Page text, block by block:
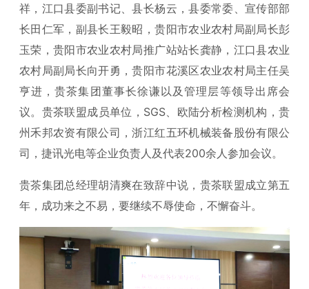
祥，江口县委副书记、县长杨云，县委常委、宣传部部
长田仁军，副县长王毅昭，贵阳市农业农村局副局长彭
玉荣，贵阳市农业农村局推广站站长龚静，江口县农业
农村局副局长向开勇，贵阳市花溪区农业农村局主任吴
亨进，贵茶集团董事长徐谦以及管理层等领导出席会
议。贵茶联盟成员单位，SGS、欧陆分析检测机构，贵
州禾邦农资有限公司，浙江红五环机械装备股份有限公
司，捷讯光电等企业负责人及代表200余人参加会议。
贵茶集团总经理胡清爽在致辞中说，贵茶联盟成立第五
年，成功来之不易，要继续不辱使命，不懈奋斗。